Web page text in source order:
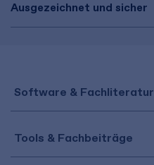
Ausgezeichnet und sicher
Software & Fachliteratur
Tools & Fachbeiträge